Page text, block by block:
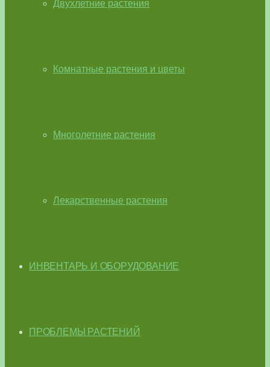
Двухлетние растения
Комнатные растения и цветы
Многолетние растения
Лекарственные растения
ИНВЕНТАРЬ И ОБОРУДОВАНИЕ
ПРОБЛЕМЫ РАСТЕНИЙ